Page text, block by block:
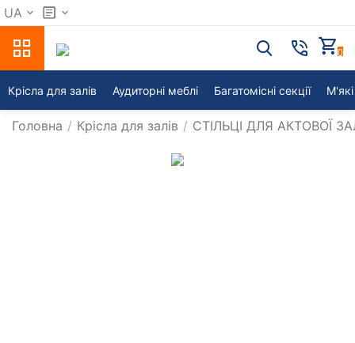
UA
0
Крісла для залів Аудиторні меблі Багатомісні секції
Головна / Крісла для залів / СТІЛЬЦІ ДЛЯ АКТОВОЇ